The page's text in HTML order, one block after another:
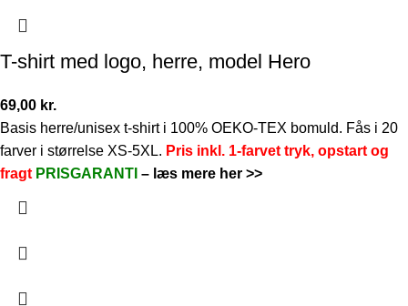
T-shirt med logo, herre, model Hero
69,00 kr.
Basis herre/unisex t-shirt i 100% OEKO-TEX bomuld. Fås i 20
farver i størrelse XS-5XL. Pris inkl. 1-farvet tryk, opstart og
fragt PRISGARANTI – læs mere her >>